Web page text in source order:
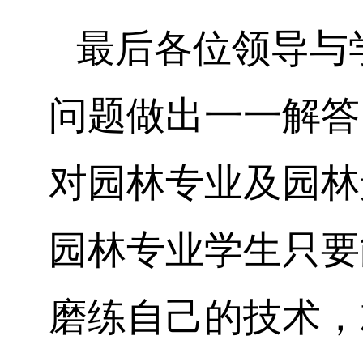
最后各位领导与
问题做出一一解
对园林专业及园
园林专业学生只
磨练自己的技术